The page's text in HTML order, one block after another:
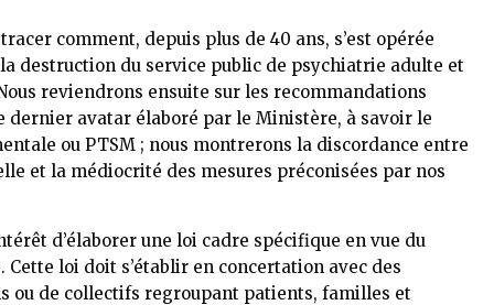
comment, depuis plus de 40 ans, s’est opérée
destruction du service public de psychiatrie adulte et
reviendrons ensuite sur les recommandations
dernier avatar élaboré par le Ministère, à savoir le
ou PTSM ; nous montrerons la discordance entre
et la médiocrité des mesures préconisées par nos
d’élaborer une loi cadre spécifique en vue du
loi doit s’établir en concertation avec des
ou de collectifs regroupant patients, familles et